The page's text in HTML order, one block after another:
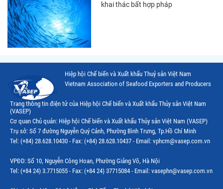
Thị trường Nhật Bản
Thị trường Thái Lan
Thị trường Trung Quốc
Thị trường Tây Ban Nha
Thị trường thủy sản khác
Thị trường thủy sản thế giới
khai thác bất hợp pháp
Hiệp hội Chế biến và Xuất khẩu Thuỷ sản Việt Nam
Vietnam Association of Seafood Exporters and Producers
Trang thông tin điện tử của Hiệp hội Chế biến và Xuất khẩu Thủy sản Việt Nam
(VASEP)
Cơ quan Chủ quản: Hiệp hội Chế biến và Xuất khẩu Thủy sản Việt Nam (VASEP)
Trụ sở: Số 7 đường Nguyễn Quý Cảnh, Phường Bình Trưng, Tp.Hồ Chí Minh
Tel: (+84) 28.628.10430 - Fax: (+84) 28.628.10437 - Email: vphcm@vasep.com.vn
VPĐD: Số 10, Nguyễn Công Hoan, Phường Giảng Võ, Hà Nội
Tel: (+84 24) 3.7715055 - Fax: (+84 24) 37715084 - Email: vasephn@vasep.com.vn